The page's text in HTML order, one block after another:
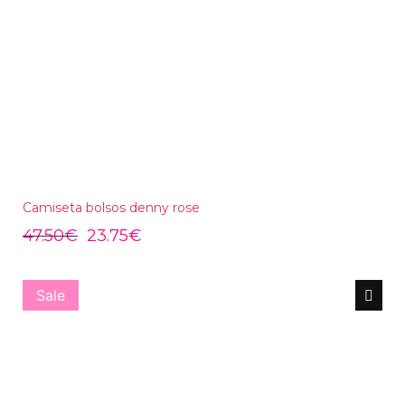
Camiseta bolsos denny rose
47.50€ 23.75€
Sale